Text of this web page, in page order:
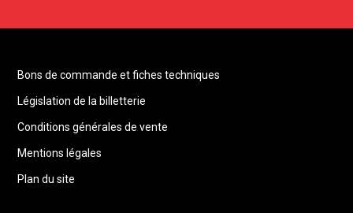
Bons de commande et fiches techniques
Législation de la billetterie
Conditions générales de vente
Mentions légales
Plan du site